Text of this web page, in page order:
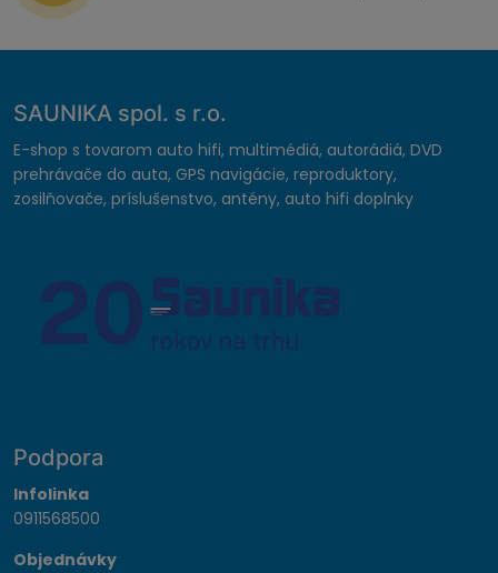
SAUNIKA spol. s r.o.
E-shop s tovarom auto hifi, multimédiá, autorádiá, DVD
prehrávače do auta, GPS navigácie, reproduktory,
zosilňovače, príslušenstvo, antény, auto hifi doplnky
Podpora
Infolinka
0911568500
Objednávky